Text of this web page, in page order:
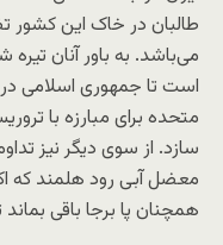
طالبان در خاک این کشور
می‌باشد. به باور آنان
است تا جمهوری اسلامی
متحده برای مبارزه با
سازد. از سوی دیگر نیز
معضل آبی رود هلمند که
همچنان پا برجا باقی بماند